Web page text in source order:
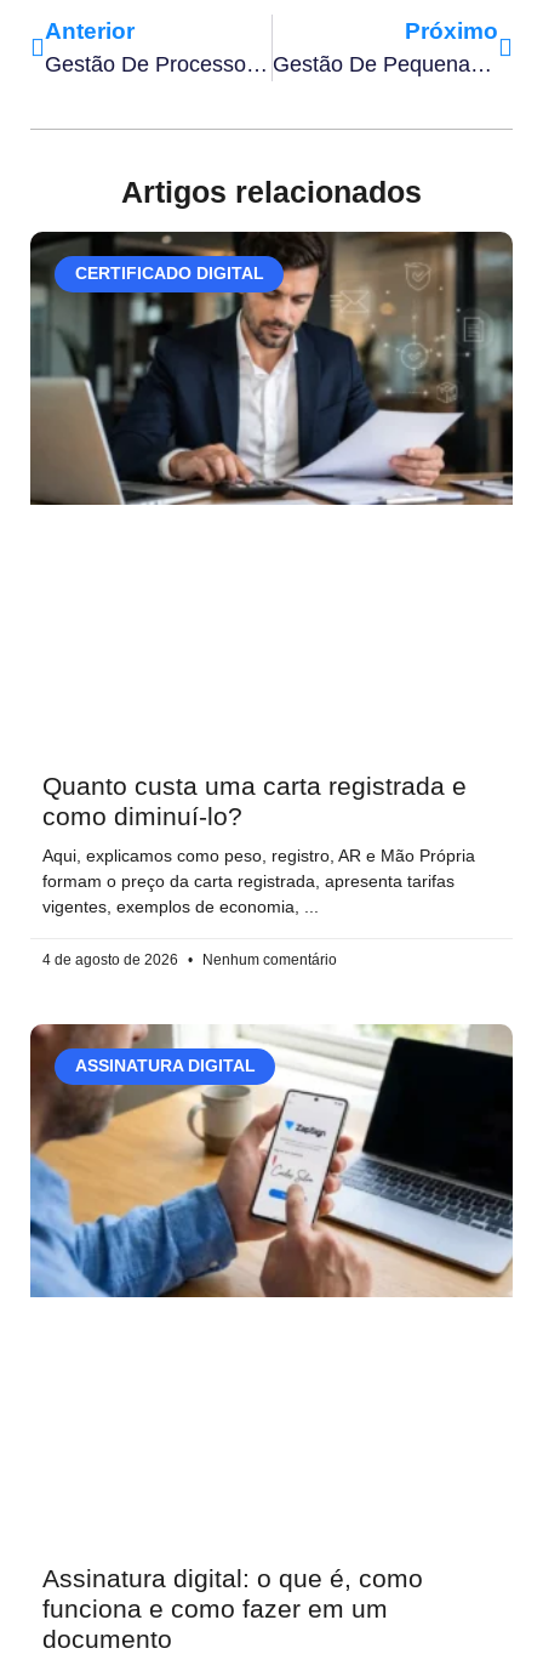
Anterior
Gestão De Processos: Saiba O Que É E Como Colocá-La Em Prática
Próximo
Gestão De Pequenas Empresas: Como Funciona E Dicas Para Fazê-La Da Forma Correta
Artigos relacionados
CERTIFICADO DIGITAL
Quanto custa uma carta registrada e
como diminuí-lo?
Aqui, explicamos como peso, registro, AR e Mão Própria
formam o preço da carta registrada, apresenta tarifas
vigentes, exemplos de economia,
4 de agosto de 2026 Nenhum comentário
ASSINATURA DIGITAL
Assinatura digital: o que é, como
funciona e como fazer em um
documento